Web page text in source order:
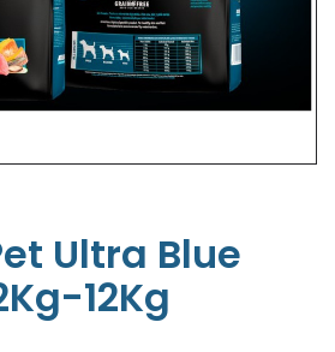
Ultra Blue
12Kg